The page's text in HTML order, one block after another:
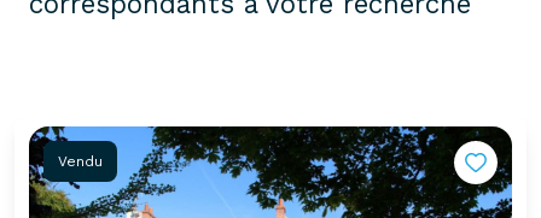
Vendu